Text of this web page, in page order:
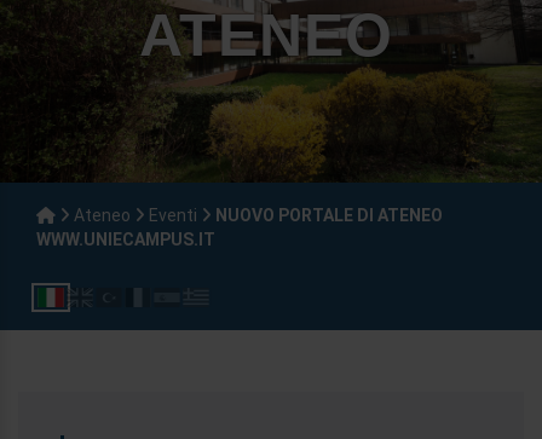
ATENEO
Ateneo Eventi
NUOVO PORTALE DI ATENEO
WWW.UNIECAMPUS.IT